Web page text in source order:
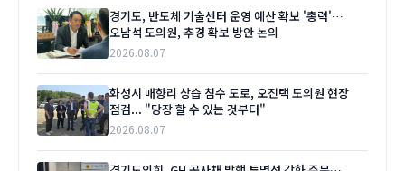
경기도, 반도체 기술센터 운영 예산 확보 '총력'…
오남석 도의원, 추경 확보 방안 논의
2026.08.07
화성시 매향리 상습 침수 도로, 오진택 도의원 현장
점검... "당장 할 수 있는 것부터"
2026.08.07